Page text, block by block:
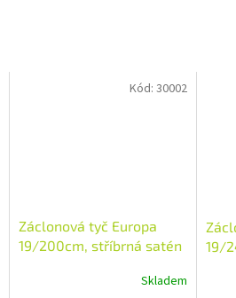
Záclonová tyč Europa
19/200cm, stříbrná satén
Skladem
Kód: 30002
19/